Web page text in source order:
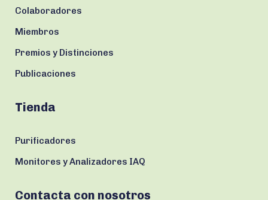
Colaboradores
Miembros
Premios y Distinciones
Publicaciones
Tienda
Purificadores
Monitores y Analizadores IAQ
Contacta con nosotros